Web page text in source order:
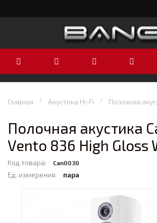
Главная Акустика Hi-Fi Полочная
Полочная акустика
Vento 836 High Gloss
Код товара: Can0030
Ед. измерения: пара